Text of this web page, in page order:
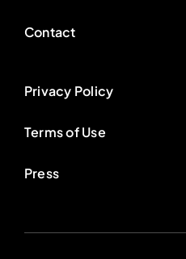
Contact
Privacy Policy
Terms of Use
Press